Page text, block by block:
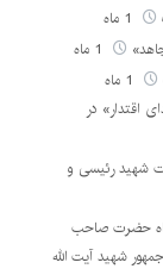
اقتدار» در
شهید رئیسی و
حضرت صاحب
شهید آیت الله